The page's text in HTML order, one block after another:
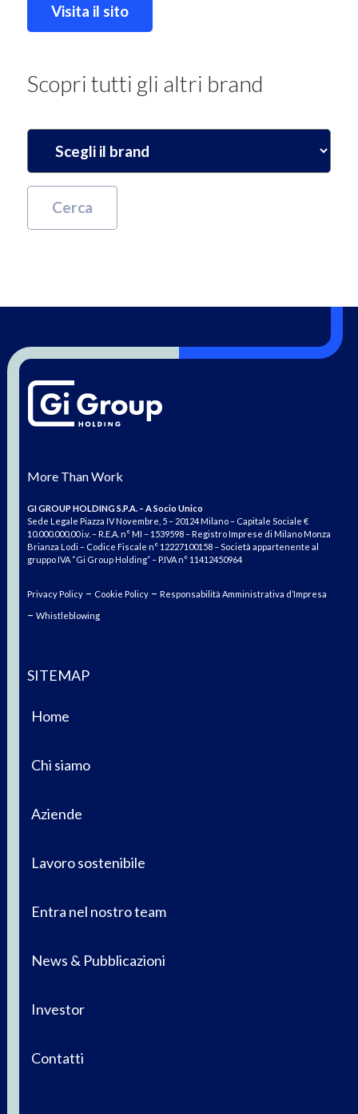
Visita il sito
Scopri tutti gli altri brand
Cerca
More Than Work
GI GROUP HOLDING S.P.A. – A Socio Unico
Sede Legale Piazza IV Novembre, 5 – 20124 Milano – Capitale Sociale €
10.000.000,00 i.v. – R.E.A. n° MI – 1539598 – Registro Imprese di Milano Monza
Brianza Lodi – Codice Fiscale n° 12227100158 – Società appartenente al
gruppo IVA “Gi Group Holding” – P.IVA n° 11412450964
Privacy Policy– Cookie Policy– Responsabilità Amministrativa d’Impresa
– Whistleblowing
SITEMAP
Home
Chi siamo
Aziende
Lavoro sostenibile
Entra nel nostro team
News & Pubblicazioni
Investor
Contatti